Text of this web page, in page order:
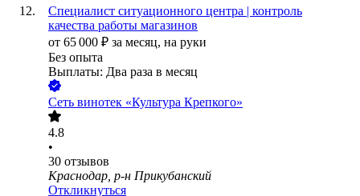
Специалист ситуационного центра | контроль
качества работы магазинов
от 65 000 ₽ за месяц, на руки
Без опыта
Выплаты: Два раза в месяц
Сеть винотек «Культура Крепкого»
4.8
•
30 отзывов
Краснодар, р-н Прикубанский
Откликнуться